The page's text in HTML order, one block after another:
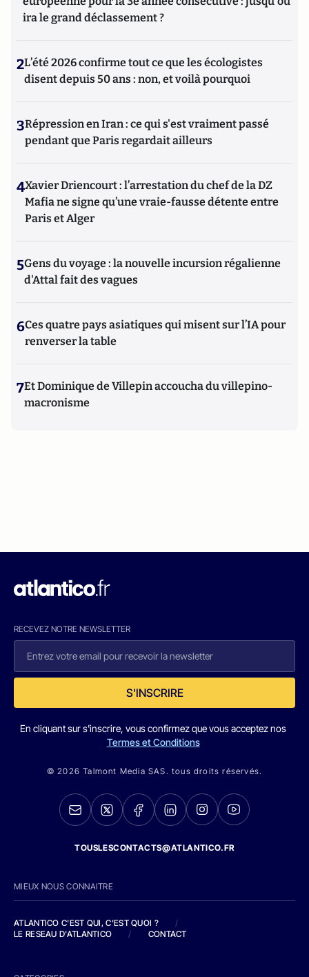
ira le grand déclassement ?
2L’été 2026 confirme tout ce que les écologistes
disent depuis 50 ans : non, et voilà pourquoi
3Répression en Iran : ce qui s'est vraiment passé
pendant que Paris regardait ailleurs
4Xavier Driencourt : l’arrestation du chef de la DZ
Mafia ne signe qu’une vraie-fausse détente entre
Paris et Alger
5Gens du voyage : la nouvelle incursion régalienne
d'Attal fait des vagues
6Ces quatre pays asiatiques qui misent sur l’IA pour
renverser la table
7Et Dominique de Villepin accoucha du villepino-
macronisme
RECEVEZ NOTRE NEWSLETTER
S'INSCRIRE
En cliquant sur s'inscrire, vous confirmez que vous acceptez nos
Termes et Conditions
© 2026 Talmont Media SAS. tous droits réservés.
TOUSLESCONTACTS@ATLANTICO.FR
MIEUX NOUS CONNAITRE
ATLANTICO C'EST QUI, C'EST QUOI ?
/
LE RESEAU D'ATLANTICO
/ CONTACT